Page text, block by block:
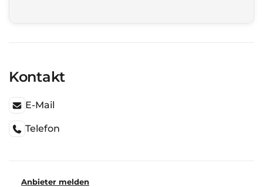
Kontakt
E-Mail
Telefon
Anbieter melden